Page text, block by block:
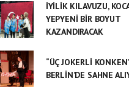
İYİLİK KILAVUZU,
YEPYENİ BİR BOYUT
KAZANDIRACAK
“ÜÇ JOKERLİ
BERLİN’DE SAHNE